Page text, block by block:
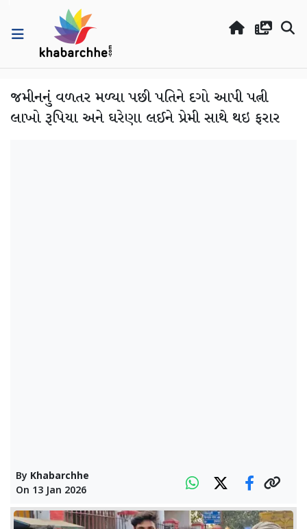
જમીનનું વળતર મળ્યા પછી પતિને દગો આપી પત્ની
લાખો રૂપિયા અને ઘરેણા લઈને પ્રેમી સાથે થઇ ફરાર
By Khabarchhe
On 13 Jan 2026